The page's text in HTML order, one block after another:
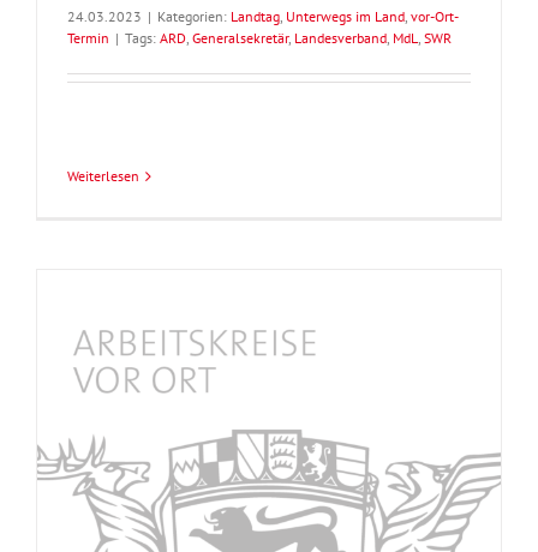
24.03.2023 | Kategorien: Landtag, Unterwegs im Land, vor-Ort-
Termin | Tags: ARD, Generalsekretär, Landesverband, MdL, SWR
Weiterlesen